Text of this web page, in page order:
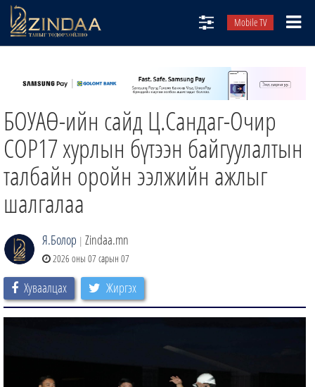
Mobile TV
ТВ8
ӨГЛӨӨНИЙ СОНИН
АУДИО ЗОХИОЛ
ЗИНДАА СЭТГҮҮЛ
БОУАӨ-ийн сайд Ц.Сандаг-Очир
COP17 хурлын бүтээн байгуулалтын
талбайн оройн ээлжийн ажлыг
шалгалаа
Я.Болор | Zindaa.mn
2026 оны 07 сарын 07
Хуваалцах Жиргэх